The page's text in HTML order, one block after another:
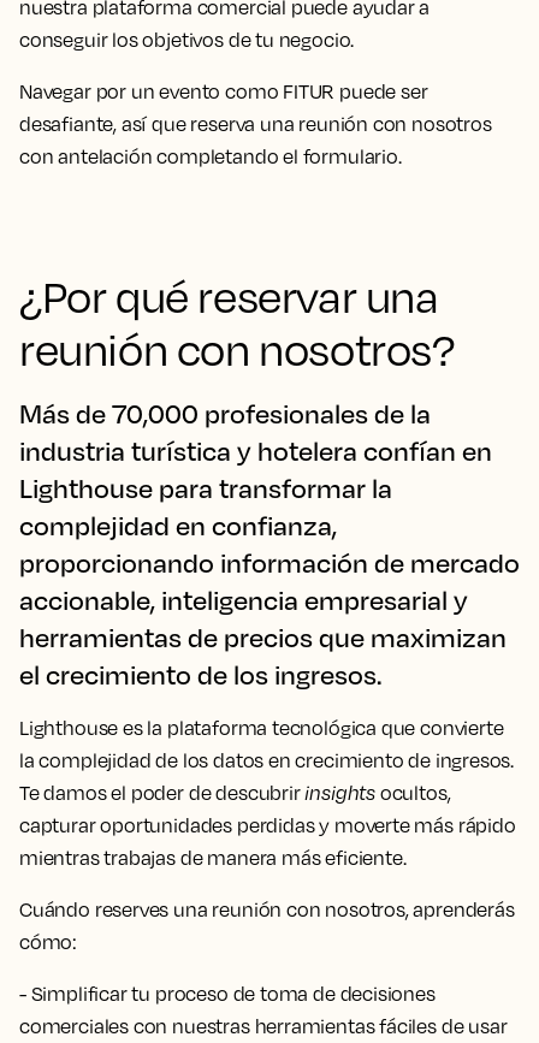
nuestra plataforma comercial puede ayudar a
conseguir los objetivos de tu negocio.
Navegar por un evento como FITUR puede ser
desafiante, así que reserva una reunión con nosotros
con antelación completando el formulario.
¿Por qué reservar una
reunión con nosotros?
Más de 70,000 profesionales de la
industria turística y hotelera confían en
Lighthouse para transformar la
complejidad en confianza,
proporcionando información de mercado
accionable, inteligencia empresarial y
herramientas de precios que maximizan
el crecimiento de los ingresos.
Lighthouse es la plataforma tecnológica que convierte
la complejidad de los datos en crecimiento de ingresos.
Te damos el poder de descubririnsightsocultos,
capturar oportunidades perdidas y moverte más rápido
mientras trabajas de manera más eficiente.
Cuándo reserves una reunión con nosotros, aprenderás
cómo:
- Simplificar tu proceso de toma de decisiones
comerciales con nuestras herramientas fáciles de usar